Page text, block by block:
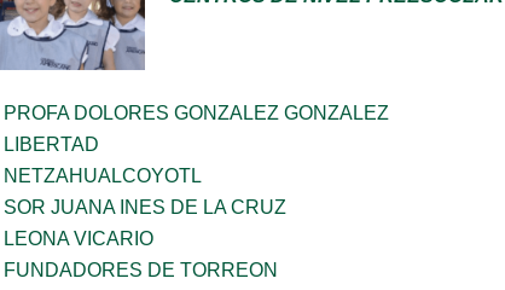
PROFA DOLORES GONZALEZ GONZALEZ
LIBERTAD
NETZAHUALCOYOTL
SOR JUANA INES DE LA CRUZ
LEONA VICARIO
FUNDADORES DE TORREON